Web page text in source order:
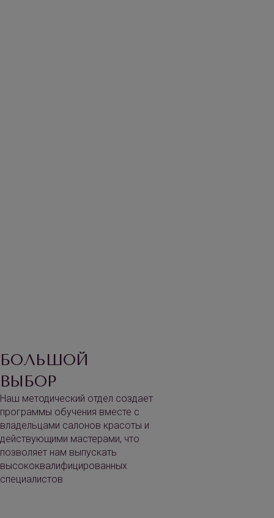
БОЛЬШОЙ
ВЫБОР
Наш методический отдел создает
программы обучения вместе с
владельцами салонов красоты и
действующими мастерами, что
позволяет нам выпускать
высококвалифицированных
специалистов